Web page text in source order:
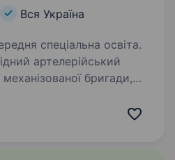
Вся Україна
спеціальна освіта.
артелерійський
бригади,
України. Наше